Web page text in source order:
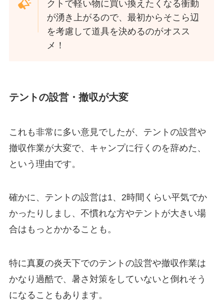
クトで軽い物に買い換えたくなる衝動
が湧き上がるので、最初からそこら辺
を考慮して道具を決めるのがオスス
メ！
テントの設営・撤収が大変
これも非常に多い意見でしたが、テントの設営や
撤収作業が大変で、キャンプに行くのを辞めた、
という理由です。
確かに、テントの設営は1、2時間くらい平気でか
かったりしまし、不慣れな方やテントが大きい場
合はもっとかかることも。
特に真夏の炎天下でのテントの設営や撤収作業は
かなり過酷で、暑さ対策をしていないと倒れそう
になることもあります。